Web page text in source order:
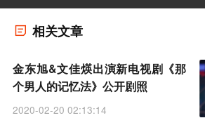
相关文章
金东旭&文佳煐出演新电视剧《那
个男人的记忆法》公开剧照
2020-02-20 02:13:14